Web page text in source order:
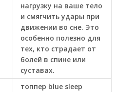
нагрузку на ваше тело
и смягчить удары при
движении во сне. Это
особенно полезно для
тех, кто страдает от
болей в спине или
суставах.
топпер blue sleep